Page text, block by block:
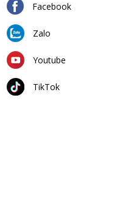
Facebook
Zalo
Youtube
TikTok